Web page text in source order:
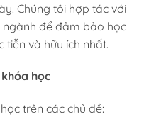
Chúng tôi hợp tác với
để đảm bảo học
tiễn và hữu ích nhất.
học
trên các chủ đề: